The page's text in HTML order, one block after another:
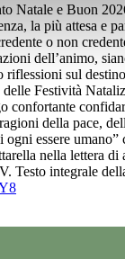
Natale e Buon
la più attesa e
o non
dell’animo,
riflessioni sul
Festività
confortante
della pace,
essere umano”
nella lettera di
Testo integrale